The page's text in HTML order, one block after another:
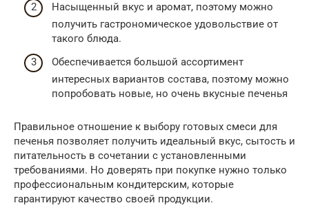
Насыщенный вкус и аромат, поэтому можно
получить гастрономическое удовольствие от
такого блюда.
Обеспечивается большой ассортимент
интересных вариантов состава, поэтому можно
попробовать новые, но очень вкусные печенья
Правильное отношение к выбору готовых смеси для
печенья позволяет получить идеальный вкус, сытость и
питательность в сочетании с установленными
требованиями. Но доверять при покупке нужно только
профессиональным кондитерским, которые
гарантируют качество своей продукции.